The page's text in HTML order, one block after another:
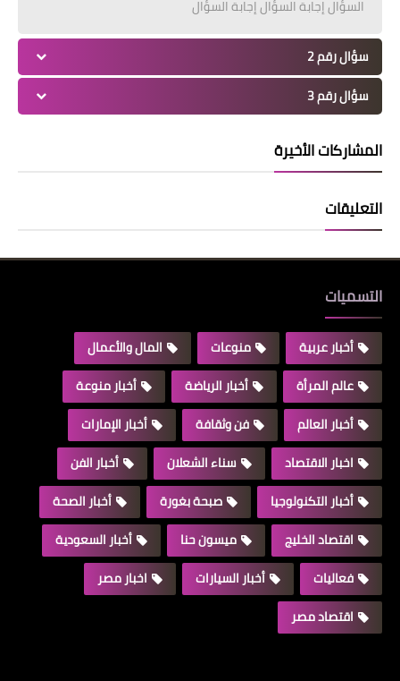
السؤال إجابة السؤال إجابة السؤال
سؤال رقم 2
سؤال رقم 3
المشاركات الأخيرة
التعليقات
التسميات
أخبار عربية منوعات
المال والأعمال
عالم المرأة
أخبار الرياضة
أخبار منوعة
أخبار العالم
فن وثقافة
أخبار الإمارات
اخبار الاقتصاد
سناء الشعلان
أخبار الفن
أخبار التكنولوجيا
صبحة بغورة
أخبار الصحة
اقتصاد الخليج
ميسون حنا
أخبار السعودية
فعاليات
أخبار السيارات
اخبار مصر
اقتصاد مصر